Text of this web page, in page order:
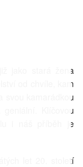
jako stará žena
od chvíle, kam
svou kamarádkou
Klíčovou
i náš příběh je
let 20. století